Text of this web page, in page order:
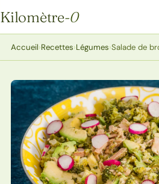
Kilomètre-0
Kilomètre-0
Accueil›Recettes›Légumes›